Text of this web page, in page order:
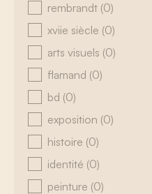
rembrandt (0)
xviie siècle (0)
arts visuels (0)
flamand (0)
bd (0)
exposition (0)
histoire (0)
identité (0)
peinture (0)